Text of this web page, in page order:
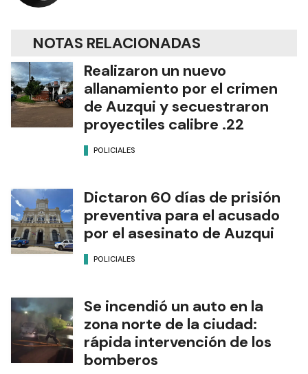
NOTAS RELACIONADAS
Realizaron un nuevo
allanamiento por el crimen
de Auzqui y secuestraron
proyectiles calibre .22
POLICIALES
Dictaron 60 días de prisión
preventiva para el acusado
por el asesinato de Auzqui
POLICIALES
Se incendió un auto en la
zona norte de la ciudad:
rápida intervención de los
bomberos